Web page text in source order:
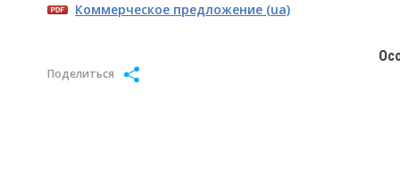
Коммерческое предложение (ua)
Поделиться